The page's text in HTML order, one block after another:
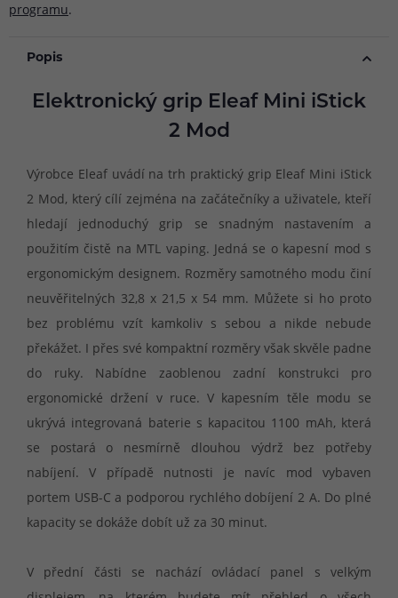
programu.
Popis
Elektronický grip Eleaf Mini iStick
2 Mod
Výrobce Eleaf uvádí na trh praktický grip Eleaf Mini iStick
2 Mod, který cílí zejména na začátečníky a uživatele, kteří
hledají jednoduchý grip se snadným nastavením a
použitím čistě na MTL vaping. Jedná se o kapesní mod s
ergonomickým designem. Rozměry samotného modu činí
neuvěřitelných 32,8 x 21,5 x 54 mm. Můžete si ho proto
bez problému vzít kamkoliv s sebou a nikde nebude
překážet. I přes své kompaktní rozměry však skvěle padne
do ruky. Nabídne zaoblenou zadní konstrukci pro
ergonomické držení v ruce. V kapesním těle modu se
ukrývá integrovaná baterie s kapacitou 1100 mAh, která
se postará o nesmírně dlouhou výdrž bez potřeby
nabíjení. V případě nutnosti je navíc mod vybaven
portem USB-C a podporou rychlého dobíjení 2 A. Do plné
kapacity se dokáže dobít už za 30 minut.
V přední části se nachází ovládací panel s velkým